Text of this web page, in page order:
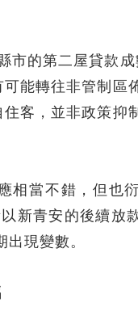
市的第二屋貸款
能轉往非管制區
客，並非政策抑
相當不錯，但也
新青安的後續放
現變數。